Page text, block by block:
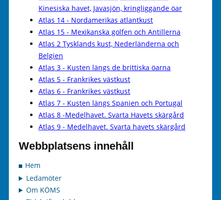
Kinesiska havet, Javasjön, kringliggande öar
Atlas 14 - Nordamerikas atlantkust
Atlas 15 - Mexikanska golfen och Antillerna
Atlas 2 Tysklands kust, Nederländerna och
Belgien
Atlas 3 - Kusten längs de brittiska öarna
Atlas 5 - Frankrikes västkust
Atlas 6 - Frankrikes västkust
Atlas 7 - Kusten längs Spanien och Portugal
Atlas 8 -Medelhavet. Svarta Havets skärgård
Atlas 9 - Medelhavet. Svarta havets skärgård
Webbplatsens innehåll
Hem
Ledamöter
Om KÖMS